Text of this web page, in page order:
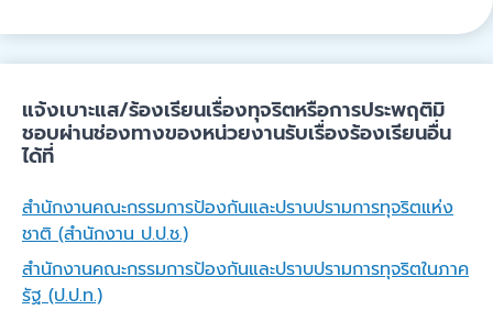
แจ้งเบาะแส/ร้องเรียนเรื่องทุจริตหรือการประพฤติมิ
ชอบผ่านช่องทางของหน่วยงานรับเรื่องร้องเรียนอื่น
ได้ที่
สำนักงานคณะกรรมการป้องกันและปราบปรามการทุจริตแห่ง
ชาติ (สำนักงาน ป.ป.ช.)
สำนักงานคณะกรรมการป้องกันและปราบปรามการทุจริตในภาค
รัฐ (ป.ป.ท.)